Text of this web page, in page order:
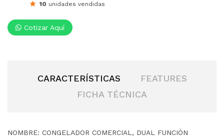
10 unidades vendidas
Cotizar Aquí
CARACTERÍSTICAS
FEATURES
FICHA TÉCNICA
NOMBRE: CONGELADOR COMERCIAL, DUAL FUNCIÓN